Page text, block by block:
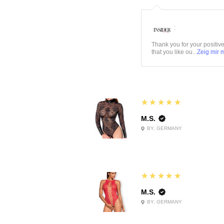
:
Thank you for your
that you like ou...Zeig mir
5
★★★★★
M.S.
BY, GERMANY
5
★★★★★
M.S.
BY, GERMANY